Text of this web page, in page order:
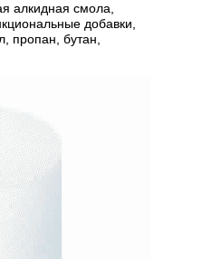
алкидная смола,
добавки,
пропан, бутан,